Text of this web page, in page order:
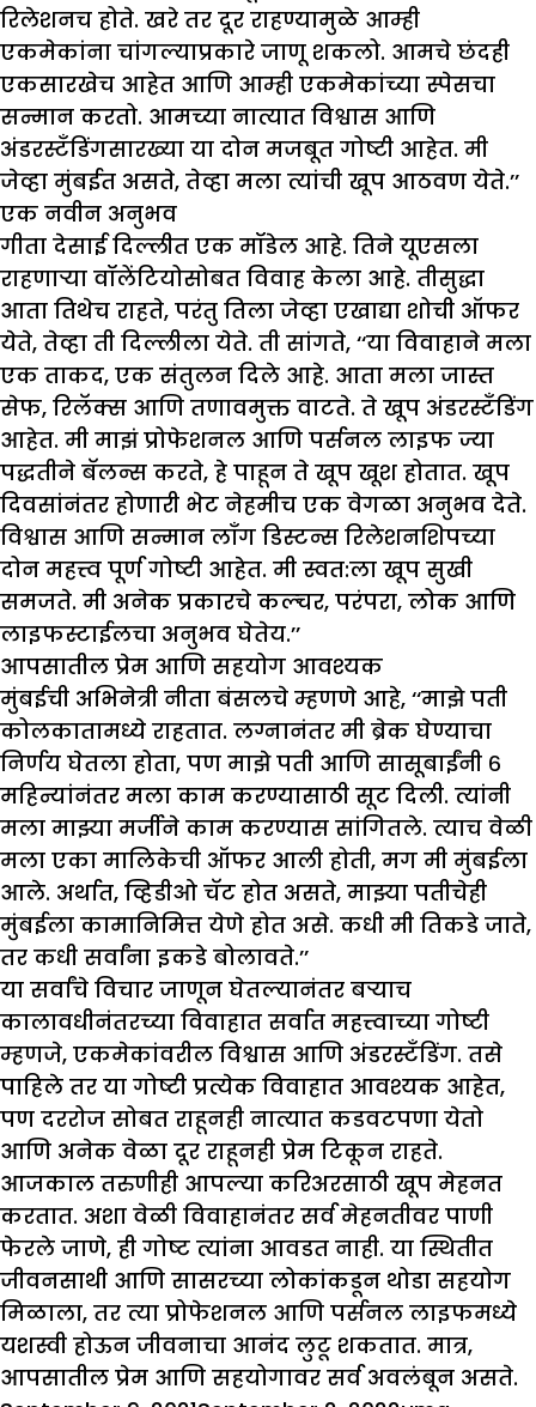
रिलेशनच होते. खरे तर दूर राहण्यामुळे आम्ही
एकमेकांना चांगल्याप्रकारे जाणू शकलो. आमचे छंदही
एकसारखेच आहेत आणि आम्ही एकमेकांच्या स्पेसचा
सन्मान करतो. आमच्या नात्यात विश्वास आणि
अंडरस्टँडिंगसारख्या या दोन मजबूत गोष्टी आहेत. मी
जेव्हा मुंबईत असते, तेव्हा मला त्यांची खूप आठवण येते.’’
एक नवीन अनुभव
गीता देसाई दिल्लीत एक मॉडेल आहे. तिने यूएसला
राहणाऱ्या वॉलेंटियोसोबत विवाह केला आहे. तीसुद्धा
आता तिथेच राहते, परंतु तिला जेव्हा एखाद्या शोची ऑफर
येते, तेव्हा ती दिल्लीला येते. ती सांगते, ‘‘या विवाहाने मला
एक ताकद, एक संतुलन दिले आहे. आता मला जास्त
सेफ, रिलॅक्स आणि तणावमुक्त वाटते. ते खूप अंडरस्टँडिंग
आहेत. मी माझं प्रोफेशनल आणि पर्सनल लाइफ ज्या
पद्धतीने बॅलन्स करते, हे पाहून ते खूप खूश होतात. खूप
दिवसांनंतर होणारी भेट नेहमीच एक वेगळा अनुभव देते.
विश्वास आणि सन्मान लाँग डिस्टन्स रिलेशनशिपच्या
दोन महत्त्व पूर्ण गोष्टी आहेत. मी स्वत:ला खूप सुखी
समजते. मी अनेक प्रकारचे कल्चर, परंपरा, लोक आणि
लाइफस्टाईलचा अनुभव घेतेय.’’
आपसातील प्रेम आणि सहयोग आवश्यक
मुंबईची अभिनेत्री नीता बंसलचे म्हणणे आहे, ‘‘माझे पती
कोलकातामध्ये राहतात. लग्नानंतर मी ब्रेक घेण्याचा
निर्णय घेतला होता, पण माझे पती आणि सासूबाईंनी ६
महिन्यांनंतर मला काम करण्यासाठी सूट दिली. त्यांनी
मला माझ्या मर्जीने काम करण्यास सांगितले. त्याच वेळी
मला एका मालिकेची ऑफर आली होती, मग मी मुंबईला
आले. अर्थात, व्हिडीओ चॅट होत असते, माझ्या पतीचेही
मुंबईला कामानिमित्त येणे होत असे. कधी मी तिकडे जाते,
तर कधी सर्वांना इकडे बोलावते.’’
या सर्वांचे विचार जाणून घेतल्यानंतर बऱ्याच
कालावधीनंतरच्या विवाहात सर्वात महत्त्वाच्या गोष्टी
म्हणजे, एकमेकांवरील विश्वास आणि अंडरस्टँडिंग. तसे
पाहिले तर या गोष्टी प्रत्येक विवाहात आवश्यक आहेत,
पण दररोज सोबत राहूनही नात्यात कडवटपणा येतो
आणि अनेक वेळा दूर राहूनही प्रेम टिकून राहते.
आजकाल तरुणीही आपल्या करिअरसाठी खूप मेहनत
करतात. अशा वेळी विवाहानंतर सर्व मेहनतीवर पाणी
फेरले जाणे, ही गोष्ट त्यांना आवडत नाही. या स्थितीत
जीवनसाथी आणि सासरच्या लोकांकडून थोडा सहयोग
मिळाला, तर त्या प्रोफेशनल आणि पर्सनल लाइफमध्ये
यशस्वी होऊन जीवनाचा आनंद लुटू शकतात. मात्र,
आपसातील प्रेम आणि सहयोगावर सर्व अवलंबून असते.